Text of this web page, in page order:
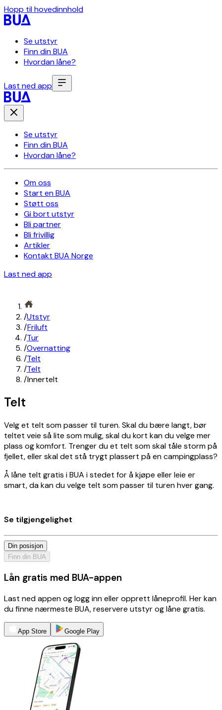
Hopp til hovedinnhold
Se utstyr
Finn din BUA
Hvordan låne?
Last ned app
Se utstyr
Finn din BUA
Hvordan låne?
Om oss
Start en BUA
Støtt oss
Gi bort utstyr
Bli partner
Bli frivillig
Artikler
Kontakt BUA Norge
Last ned app
/Utstyr
/Friluft
/Tur
/Overnatting
/Telt
/Telt
/Innertelt
Telt
Velg et telt som passer til turen. Skal du bære langt, bør
teltet veie så lite som mulig, skal du kort kan du velge mer
plass og komfort. Trenger du et telt som skal tåle storm på
fjellet, eller skal det stå trygt plassert på en campingplass?
Å låne telt gratis i BUA i stedet for å kjøpe eller leie er
smart, da kan du velge telt som passer til turen hver gang.
Se tilgjengelighet
Din posisjon
Finn din BUA
Lån gratis med BUA-appen
Last ned appen og logg inn eller opprett låneprofil. Her kan
du finne nærmeste BUA, reservere utstyr og låne gratis.
App Store Google Play